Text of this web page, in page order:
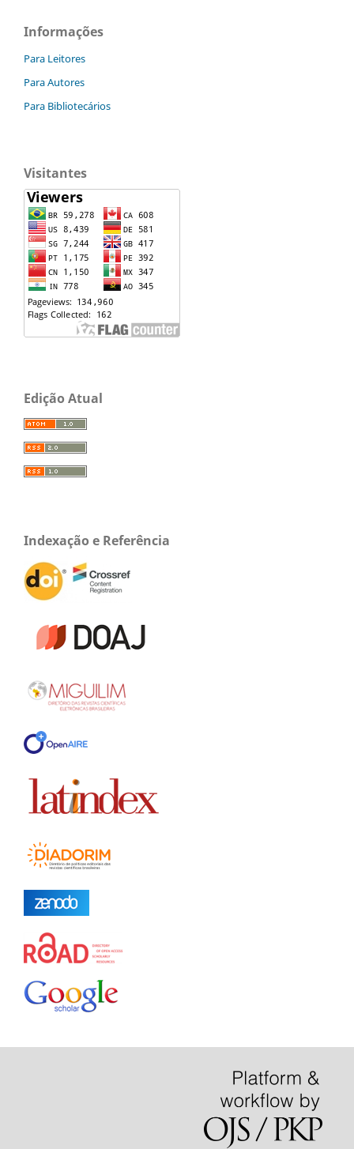
Informações
Para Leitores
Para Autores
Para Bibliotecários
Visitantes
Edição Atual
Indexação e Referência